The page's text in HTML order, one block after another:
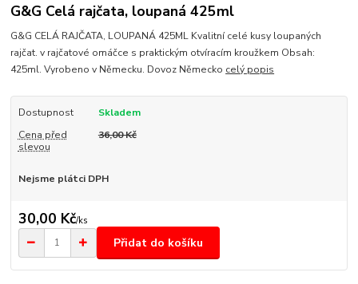
G&G Celá rajčata, loupaná 425ml
G&G CELÁ RAJČATA, LOUPANÁ 425ML Kvalitní celé kusy loupaných
rajčat. v rajčatové omáčce s praktickým otvíracím kroužkem Obsah:
425ml. Vyrobeno v Německu. Dovoz Německo celý popis
Dostupnost
Skladem
Cena před
slevou
36,00 Kč
Nejsme plátci DPH
30,00 Kč/ks
Přidat do košíku